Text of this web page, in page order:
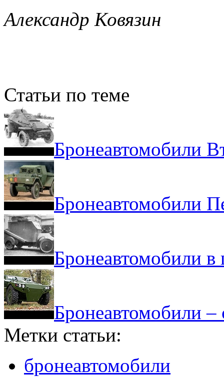
Александр Ковязин
Статьи по теме
Бронеавтомобили
Бронеавтомобили
Бронеавтомобили в
Бронеавтомобили –
Метки статьи:
бронеавтомобили